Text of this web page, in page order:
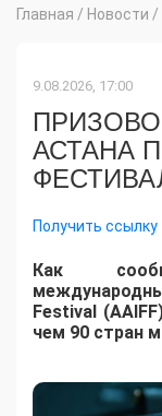
Главная / Новости /
9.08.2026, 17:00
АСТАНА
Получить ссылку
Как
Festival
чем 90 стран